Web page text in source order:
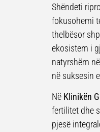
Shëndeti
fokusohemi
thelbësor
ekosistem i
natyrshëm
në suksesin
Në Klinikën
fertilitet dhe
pjesë